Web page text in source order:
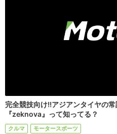
完全競技向け!!アジアンタイヤの
『zeknova』って知ってる？
クルマ モータースポーツ